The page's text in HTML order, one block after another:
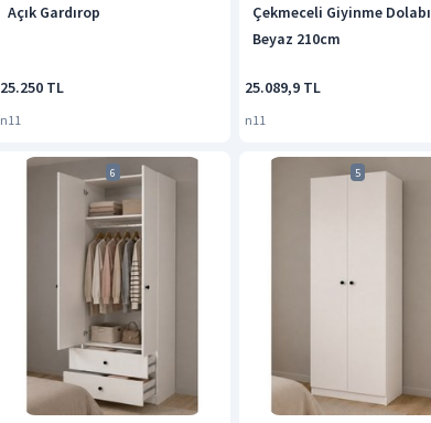
Açık Gardırop
25.250 TL
n11
Çekmeceli Giyinme Dolabı
Beyaz 210cm
25.089,9 TL
n11
6 5